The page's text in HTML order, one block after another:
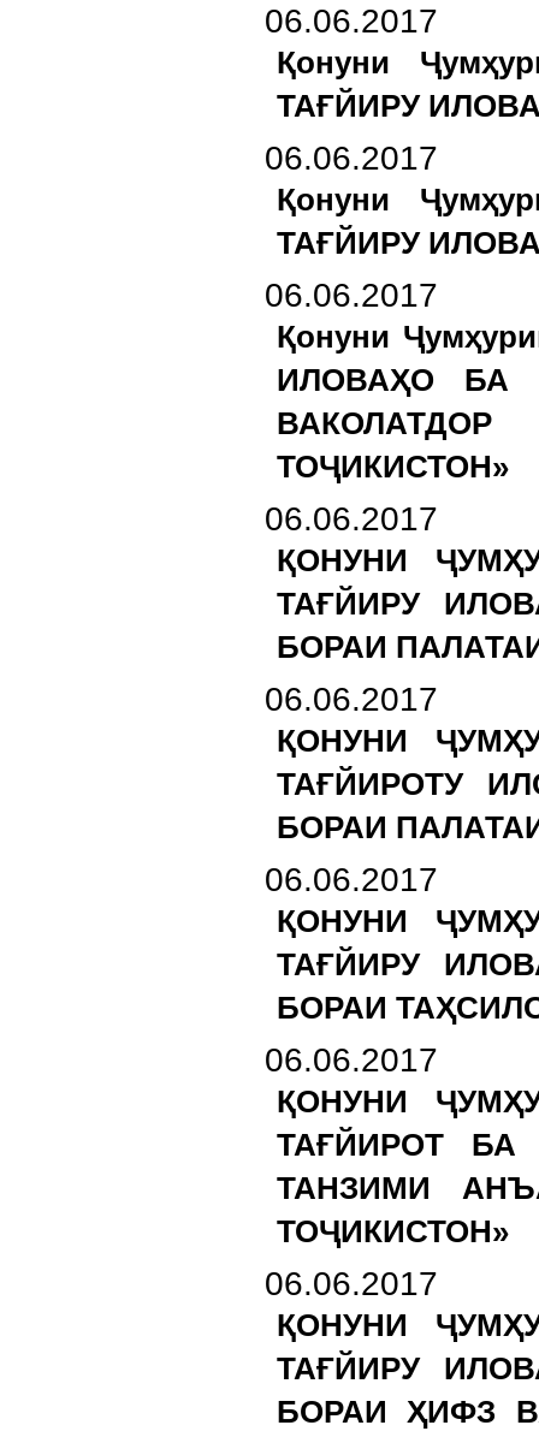
06.06.2017
Қонуни
ТАҒЙИРУ
06.06.2017
Қонуни
ТАҒЙИРУ
06.06.2017
Қонуни
ИЛОВАҲО БА
ТОҶИКИСТОН»
06.06.2017
ҚОНУНИ
ТАҒЙИРУ
БОРАИ
06.06.2017
ҚОНУНИ
ТАҒЙИРОТУ
БОРАИ
06.06.2017
ҚОНУНИ
ТАҒЙИРУ
БОРАИ
06.06.2017
ҚОНУНИ
ТАҒЙИРОТ БА
ТАНЗИМИ
ТОҶИКИСТОН»
06.06.2017
ҚОНУНИ
ТАҒЙИРУ
БОРАИ ҲИФЗ